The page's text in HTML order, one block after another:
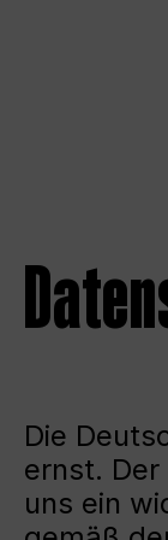
Die
ernst.
uns ein